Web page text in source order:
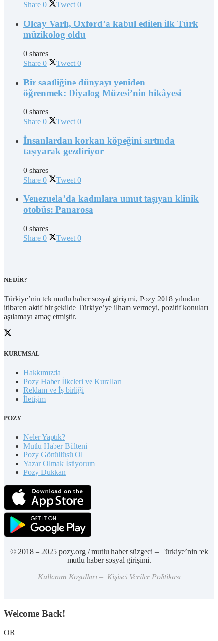
Share 0 Tweet 0
Olcay Varlı, Oxford’a kabul edilen ilk Türk
müzikolog oldu
0 shares
Share 0 Tweet 0
Bir saatliğine dünyayı yeniden
öğrenmek: Diyalog Müzesi’nin hikâyesi
0 shares
Share 0 Tweet 0
İnsanlardan korkan köpeğini sırtında
taşıyarak gezdiriyor
0 shares
Share 0 Tweet 0
Venezuela’da kadınlara umut taşıyan klinik
otobüs: Panarosa
0 shares
Share 0 Tweet 0
NEDİR?
Türkiye’nin tek mutlu haber sosyal girişimi, Pozy 2018 yılından
itibaren aktif bir şekilde Türkiye’ye ilham vermeyi, pozitif konuları
aşılamayı amaç etmiştir.
KURUMSAL
Hakkımızda
Pozy Haber İlkeleri ve Kuralları
Reklam ve İş birliği
İletişim
POZY
Neler Yaptık?
Mutlu Haber Bülteni
Pozy Gönüllüsü Ol
Yazar Olmak İstiyorum
Pozy Dükkan
© 2018 – 2025 pozy.org / mutlu haber süzgeci – Türkiye’nin tek
mutlu haber sosyal girişimi.
Kullanım Koşulları – Kişisel Veriler Politikası
Welcome Back!
OR